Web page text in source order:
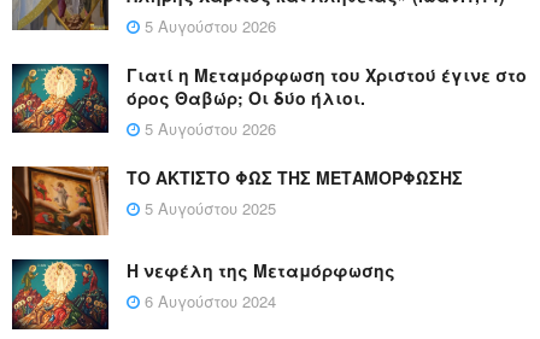
5 Αυγούστου 2026
Γιατί η Μεταμόρφωση του Χριστού έγινε στο
όρος Θαβώρ; Οι δύο ήλιοι.
5 Αυγούστου 2026
ΤΟ ΑΚΤΙΣΤΟ ΦΩΣ ΤΗΣ ΜΕΤΑΜΟΡΦΩΣΗΣ
5 Αυγούστου 2025
Η νεφέλη της Μεταμόρφωσης
6 Αυγούστου 2024